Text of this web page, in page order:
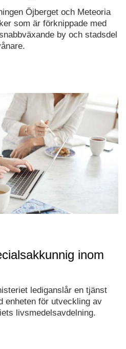
Öjberget och Meteoria
som är förknippade med
by och stadsdel
inom
lediganslår en tjänst
enheten för utveckling av
livsmedelsavdelning.